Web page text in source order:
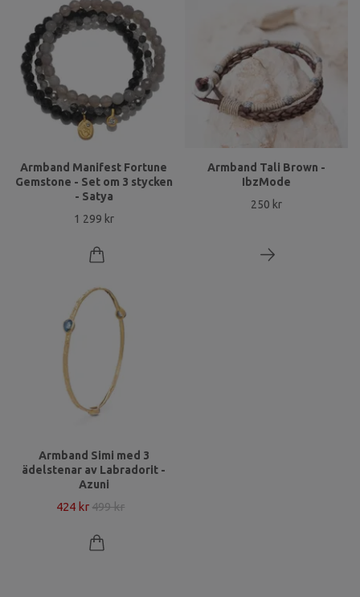
Armband Manifest Fortune
Gemstone - Set om 3 stycken
- Satya
1 299 kr
Armband Tali Brown -
IbzMode
250 kr
Armband Simi med 3
ädelstenar av Labradorit -
Azuni
424 kr 499 kr